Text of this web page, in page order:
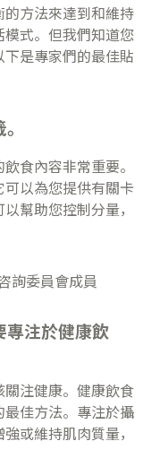
方法來達到和維持
式。但我們知道您
是專家們的最佳貼
食內容非常重要。
以為您提供有關卡
幫助您控制分量，
詢委員會成員
專注於健康飲
關注健康。健康飲食
佳方法。專注於攝
或維持肌肉質量，